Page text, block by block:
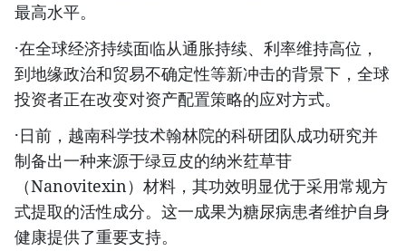
最高水平。
·在全球经济持续面临从通胀持续、利率维持高位，
到地缘政治和贸易不确定性等新冲击的背景下，全球
投资者正在改变对资产配置策略的应对方式。​
·日前，越南科学技术翰林院的科研团队成功研究并
制备出一种来源于绿豆皮的纳米荭草苷
（Nanovitexin）材料，其功效明显优于采用常规方
式提取的活性成分。这一成果为糖尿病患者维护自身
健康提供了重要支持。